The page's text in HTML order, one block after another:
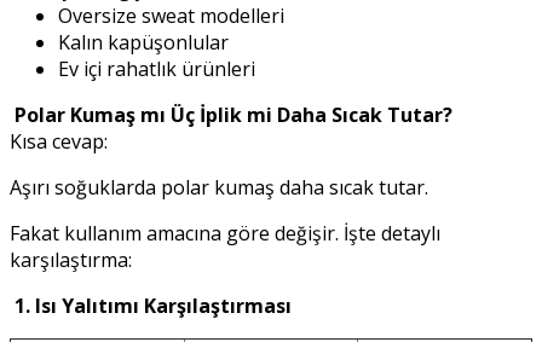
Oversize sweat modelleri
Kalın kapüşonlular
Ev içi rahatlık ürünleri
Polar Kumaş mı Üç İplik mi Daha Sıcak Tutar?
Kısa cevap:
Aşırı soğuklarda polar kumaş daha sıcak tutar.
Fakat kullanım amacına göre değişir. İşte detaylı
karşılaştırma:
1. Isı Yalıtımı Karşılaştırması